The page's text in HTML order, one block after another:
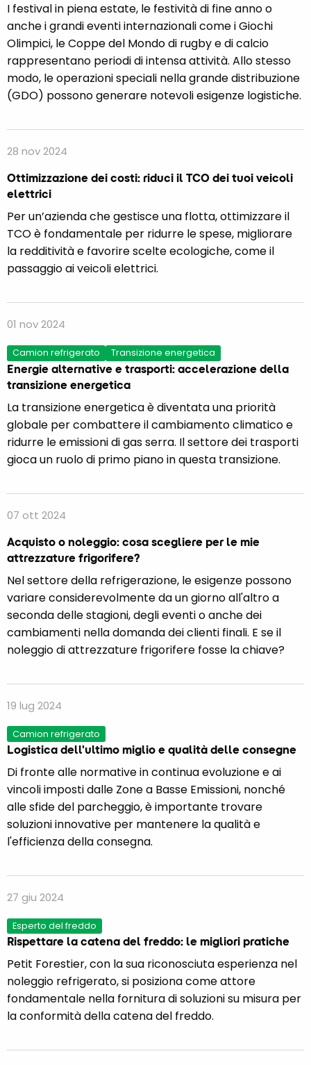
I festival in piena estate, le festività di fine anno o
anche i grandi eventi internazionali come i Giochi
Olimpici, le Coppe del Mondo di rugby e di calcio
rappresentano periodi di intensa attività. Allo stesso
modo, le operazioni speciali nella grande distribuzione
(GDO) possono generare notevoli esigenze logistiche.
28 nov 2024
Ottimizzazione dei costi: riduci il TCO dei tuoi veicoli
elettrici
Per un’azienda che gestisce una flotta, ottimizzare il
TCO è fondamentale per ridurre le spese, migliorare
la redditività e favorire scelte ecologiche, come il
passaggio ai veicoli elettrici.
01 nov 2024
Camion refrigerato Transizione energetica
Energie alternative e trasporti: accelerazione della
transizione energetica
La transizione energetica è diventata una priorità
globale per combattere il cambiamento climatico e
ridurre le emissioni di gas serra. Il settore dei trasporti
gioca un ruolo di primo piano in questa transizione.
07 ott 2024
Acquisto o noleggio: cosa scegliere per le mie
attrezzature frigorifere?
Nel settore della refrigerazione, le esigenze possono
variare considerevolmente da un giorno all'altro a
seconda delle stagioni, degli eventi o anche dei
cambiamenti nella domanda dei clienti finali. E se il
noleggio di attrezzature frigorifere fosse la chiave?
19 lug 2024
Camion refrigerato
Logistica dell'ultimo miglio e qualità delle consegne
Di fronte alle normative in continua evoluzione e ai
vincoli imposti dalle Zone a Basse Emissioni, nonché
alle sfide del parcheggio, è importante trovare
soluzioni innovative per mantenere la qualità e
l'efficienza della consegna.
27 giu 2024
Esperto del freddo
Rispettare la catena del freddo: le migliori pratiche
Petit Forestier, con la sua riconosciuta esperienza nel
noleggio refrigerato, si posiziona come attore
fondamentale nella fornitura di soluzioni su misura per
la conformità della catena del freddo.